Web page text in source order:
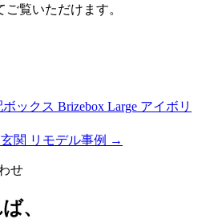
覧いただけます。
ックス Brizebox Large アイボリ
関 リモデル事例 →
せ
、